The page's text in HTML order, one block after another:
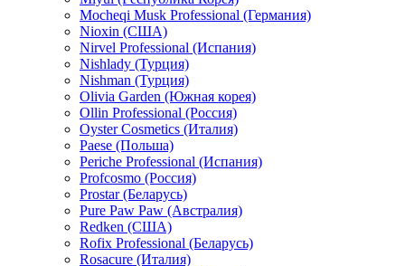
Mocheqi Musk Professional (Германия)
Nioxin (США)
Nirvel Professional (Испания)
Nishlady (Турция)
Nishman (Турция)
Olivia Garden (Южная корея)
Ollin Professional (Россия)
Oyster Cosmetics (Италия)
Paese (Польша)
Periche Professional (Испания)
Profcosmo (Россия)
Prostar (Беларусь)
Pure Paw Paw (Австралия)
Redken (США)
Rofix Professional (Беларусь)
Rosacure (Италия)